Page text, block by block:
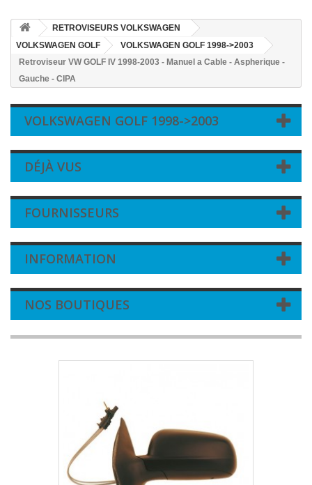
RETROVISEURS VOLKSWAGEN
VOLKSWAGEN GOLF
VOLKSWAGEN GOLF 1998->2003
Retroviseur VW GOLF IV 1998-2003 - Manuel a Cable - Aspherique -
Gauche - CIPA
VOLKSWAGEN GOLF 1998->2003
DÉJÀ VUS
FOURNISSEURS
INFORMATION
NOS BOUTIQUES